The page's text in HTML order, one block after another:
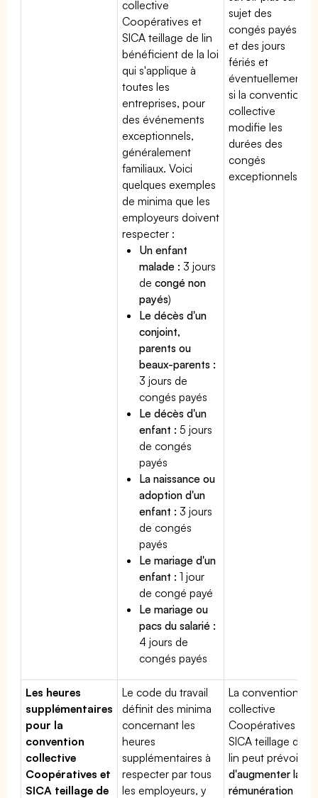
collective
Coopératives et
SICA teillage de lin
bénéficient de la loi
qui s'applique à
toutes les
entreprises, pour
des événements
exceptionnels,
généralement
familiaux. Voici
quelques exemples
de minima que les
employeurs doivent
respecter :
Un enfant
malade : 3 jours
decongé non
payés)
Le décès d'un
conjoint,
parents ou
beaux-parents :
3 jours de
congés payés
Le décès d'un
enfant : 5 jours
de congés
payés
La naissance ou
adoption d'un
enfant : 3 jours
de congés
payés
Le mariage d'un
enfant : 1 jour
de congé payé
Le mariage ou
pacs du salarié :
4 jours de
congés payés
sujet des
congés payés
et des jours
fériés et
éventuellement
si la convention
collective
modifie les
durées des
congés
exceptionnels.
Les heures
supplémentaires
pour la
convention
collective
Coopératives et
SICA teillage de
Le code du travail
définit des minima
concernant les
heures
supplémentaires à
respecter par tous
les employeurs, y
La convention
collective
Coopératives et
SICA teillage de
lin peut prévoir
d'augmenter la
rémunération